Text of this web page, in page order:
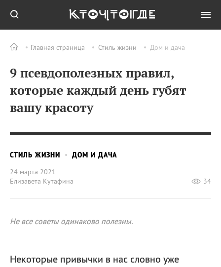
Главная страница Стиль жизни Дом и дача
9 псевдополезных правил,
которые каждый день губят
вашу красоту
СТИЛЬ ЖИЗНИ
ДОМ И ДАЧА
24 марта 2021
Елизавета Кутафина
34
Не все советы одинаково полезны.
Некоторые привычки в нас словно уже